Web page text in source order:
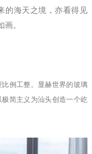
的海天之境，亦看得见
画。
例工整。显赫世界的玻璃
简主义为汕头创造一个屹